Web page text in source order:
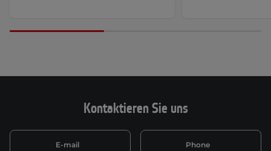
Kontaktieren Sie uns
E-mail Phone